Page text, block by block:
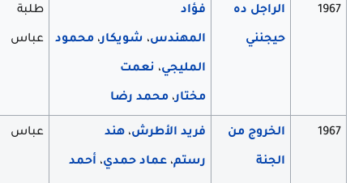
1967 الراجل ده
حيجنني
فؤاد
المهندس،شويكار،محمود
المليجي،نعمت
مختار،محمد رضا
طلبة
عباس
1967 الخروج من
الجنة
فريد الأطرش،هند
رستم،عماد حمدي،أحمد
عباس